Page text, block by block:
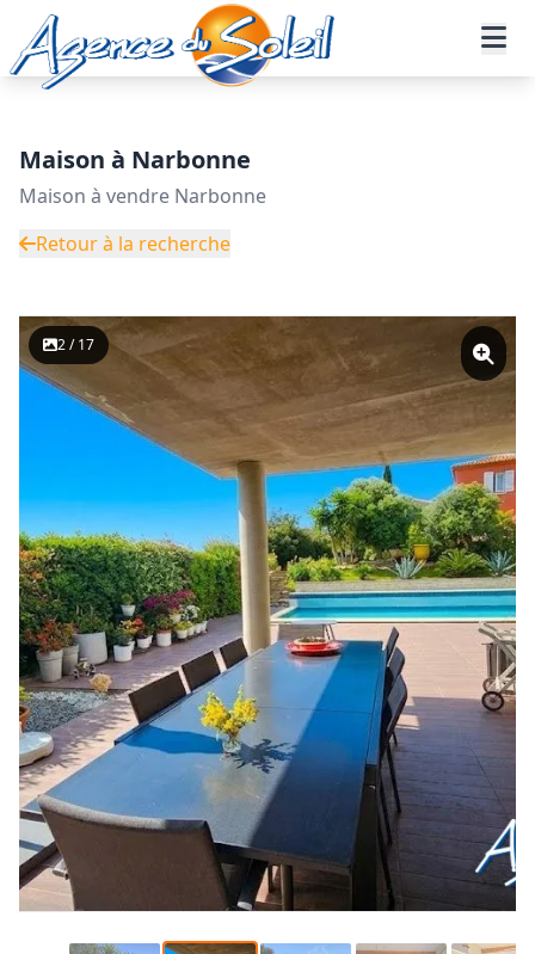
Aller au contenu principal
Accueil Annonces immobilières
Vente
Maison - Réf. 11-11215-AGENCEDUSOLEIL
Maison à Narbonne
Maison à vendre Narbonne
Retour à la recherche
2 / 17